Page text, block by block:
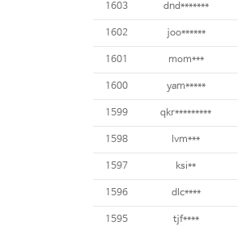
1603 dnd*******
1602 joo******
1601 mom***
1600 yam*****
1599 qkr*********
1598 lvm***
1597 ksi**
1596 dlc****
1595 tjf****